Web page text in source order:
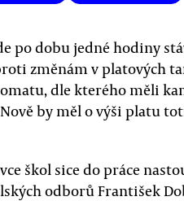
po dobu jedné hodiny
změnám v platových
dle kterého měli
by měl o výši platu
škol sice do práce
odborů František